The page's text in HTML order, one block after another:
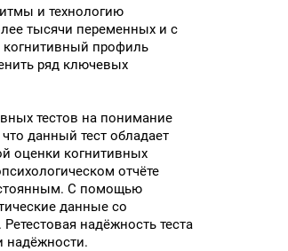
и технологию
тысячи переменных и с
когнитивный профиль
ряд ключевых
тестов на понимание
данный тест обладает
оценки когнитивных
отчёте
С помощью
данные со
надёжность теста
надёжности.